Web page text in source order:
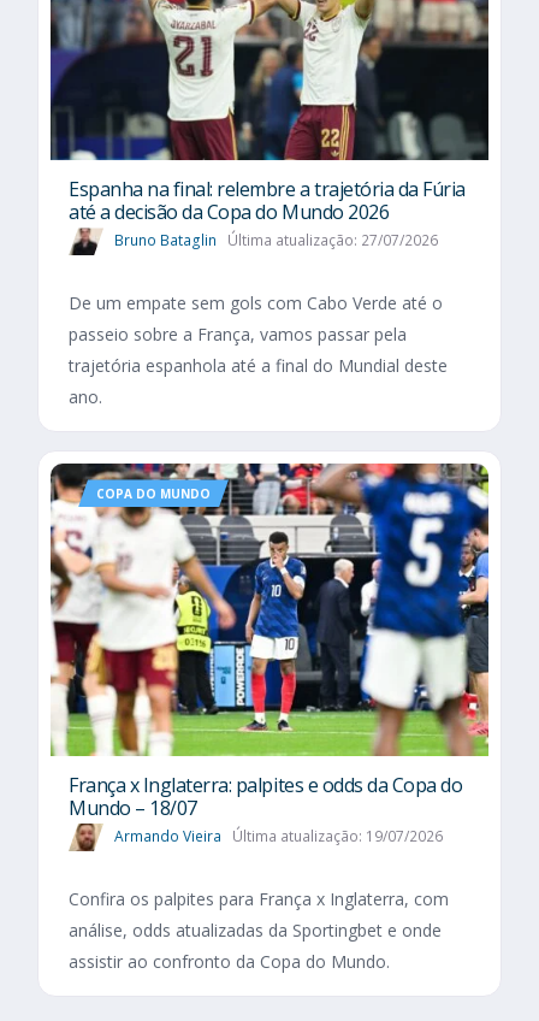
Espanha na final: relembre a trajetória da Fúria
até a decisão da Copa do Mundo 2026
Bruno Bataglin Última atualização: 27/07/2026
De um empate sem gols com Cabo Verde até o
passeio sobre a França, vamos passar pela
trajetória espanhola até a final do Mundial deste
ano.
COPA DO MUNDO
França x Inglaterra: palpites e odds da Copa do
Mundo – 18/07
Armando Vieira Última atualização: 19/07/2026
Confira os palpites para França x Inglaterra, com
análise, odds atualizadas da Sportingbet e onde
assistir ao confronto da Copa do Mundo.